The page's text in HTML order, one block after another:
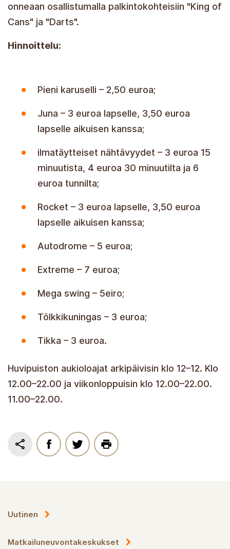
onneaan osallistumalla palkintokohteisiin "King of
Cans" ja "Darts".
Hinnoittelu:
Pieni karuselli – 2,50 euroa;
Juna – 3 euroa lapselle, 3,50 euroa
lapselle aikuisen kanssa;
ilmatäytteiset nähtävyydet – 3 euroa 15
minuutista, 4 euroa 30 minuutilta ja 6
euroa tunnilta;
Rocket – 3 euroa lapselle, 3,50 euroa
lapselle aikuisen kanssa;
Autodrome – 5 euroa;
Extreme – 7 euroa;
Mega swing – 5eiro;
Tölkkikuningas – 3 euroa;
Tikka – 3 euroa.
Huvipuiston aukioloajat arkipäivisin klo 12–12. Klo
12.00–22.00 ja viikonloppuisin klo 12.00–22.00.
11.00–22.00.
Uutinen
Matkailuneuvontakeskukset